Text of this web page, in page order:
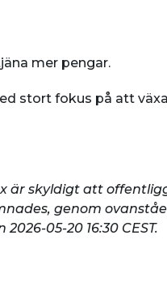
mer pengar.
stort fokus på att
är skyldigt att
genom
05-20 16:30 CEST.